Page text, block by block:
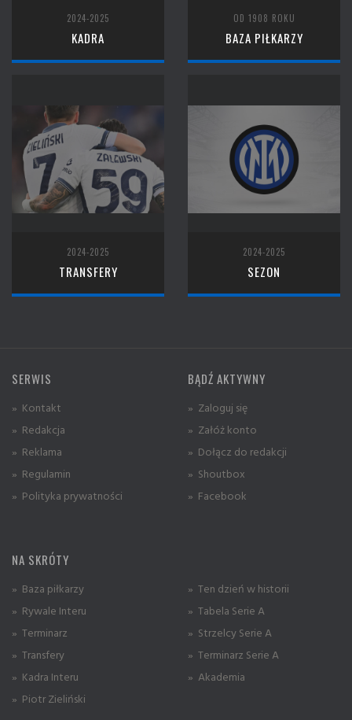
2024-2025
KADRA
OD 1908 ROKU
BAZA PIŁKARZY
2024-2025
TRANSFERY
2024-2025
SEZON
SERWIS
» Kontakt
» Redakcja
» Reklama
» Regulamin
» Polityka prywatności
BĄDŹ AKTYWNY
» Zaloguj się
» Załóż konto
» Dołącz do redakcji
» Shoutbox
» Facebook
NA SKRÓTY
» Baza piłkarzy
» Rywale Interu
» Terminarz
» Transfery
» Kadra Interu
» Piotr Zieliński
» Ten dzień w historii
» Tabela Serie A
» Strzelcy Serie A
» Terminarz Serie A
» Akademia